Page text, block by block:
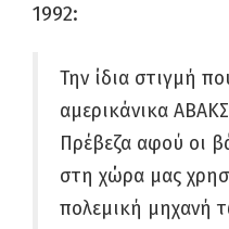
1992:
Την ίδια στιγμή
αμερικάνικα
Πρέβεζα αφού οι
στη χώρα μας
πολεμική μηχανή